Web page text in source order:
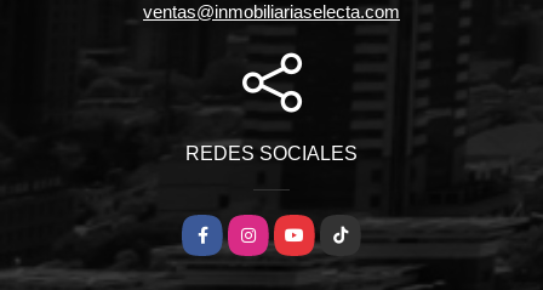
ventas@inmobiliariaselecta.com
REDES SOCIALES
FacebookInstagramYouTubeTikTok